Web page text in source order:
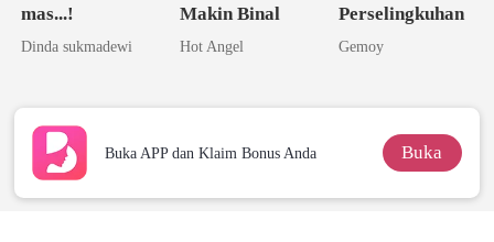
mas...!
Dinda sukmadewi
Makin Binal
Hot Angel
Perselingkuhan
Gemoy
Buka APP dan Klaim Bonus Anda Buka